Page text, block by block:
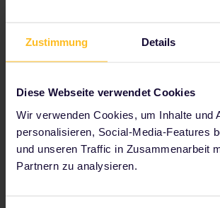
Zustimmung Details
Diese Webseite verwendet Cookies
Wir verwenden Cookies, um Inhalte und
personalisieren, Social-Media-Features
und unseren Traffic in Zusammenarbeit
Partnern zu analysieren.
Zu unseren Partnern